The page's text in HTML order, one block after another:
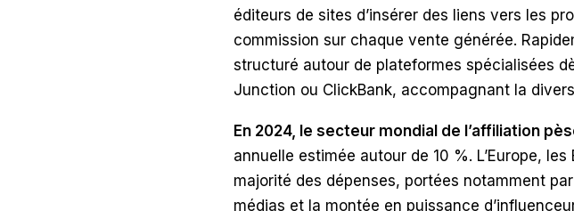
éditeurs de sites d’insérer des liens vers les
commission sur chaque vente générée.
structuré autour de plateformes spécialisées
Junction ou ClickBank, accompagnant la
En 2024, le secteur mondial de l’affiliation
annuelle estimée autour de 10 %. L’Europe,
majorité des dépenses, portées notamment
médias et la montée en puissance